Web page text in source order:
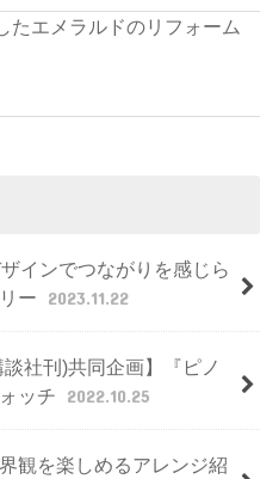
たエメラルドのリフォーム
インでつながりを感じら
ー
2023.11.22
社刊)共同企画】『ピノ
ッチ
2022.10.25
観を楽しめるアレンジ紹